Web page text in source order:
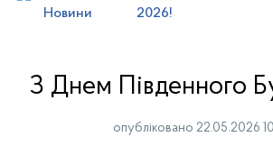
Новини
2026!
З Днем Південного
опубліковано 22.05.2026